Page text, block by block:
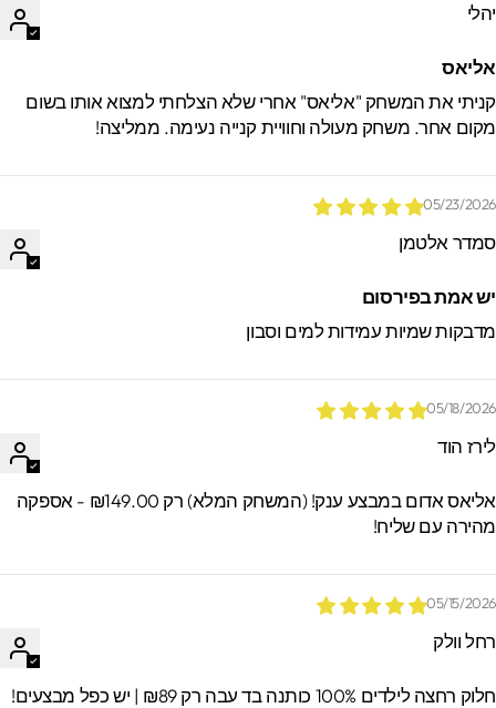
את המשחק "אליאס" אחרי שלא הצלחתי למצוא אותו בשום
אחר. משחק מעולה וחוויית קנייה נעימה. ממליצה!
05/23/
אלטמן
אמת בפירסום
שמיות עמידות למים וסבון
05/18/
הוד
אליאס אדום במבצע ענק! (המשחק המלא) רק ₪149.00 - אספקה
עם שליח!
05/15/
וולק
רחצה לילדים 100% כותנה בד עבה רק ₪89 | יש כפל מבצעים!